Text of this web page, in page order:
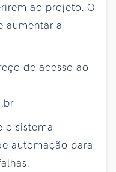
ao projeto. O
aumentar a
de acesso ao
o sistema
automação para